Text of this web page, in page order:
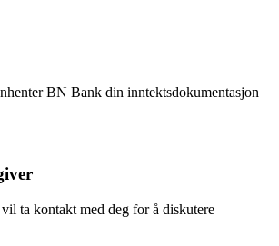
BN Bank din inntektsdokumentasjon
ta kontakt med deg for å diskutere